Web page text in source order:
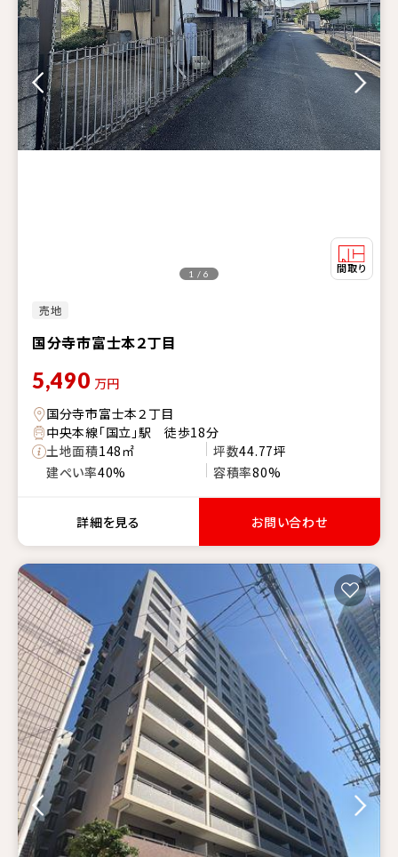
売地
国分寺市富士本２丁目
1 / 6
5,490 万円
国分寺市富士本２丁目
中央本線「国立」駅 徒歩18分
土地面積148㎡ 坪数44.77坪
建ぺい率40% 容積率80%
詳細を見る お問い合わせ